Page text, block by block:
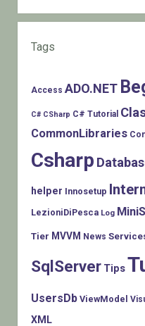
Tags
Access ADO.NET
C# CSharp C# Tutorial
CommonLibraries
Csharp
helper Innosetup
LezioniDiPesca Log
Tier MVVM News
SqlServer Tips
UsersDb ViewModel
XML